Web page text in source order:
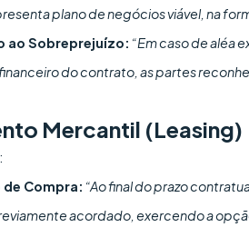
plano de negócios viável, na
ao Sobreprejuízo: “Em caso de aléa
do contrato, as partes
Mercantil (Leasing)
de Compra: “Ao final do prazo
acordado, exercendo a